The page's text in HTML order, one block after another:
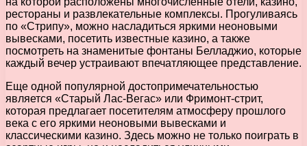
рестораны и развлекательные комплексы. Прогуливаясь
по «Стрипу», можно насладиться яркими неоновыми
вывесками, посетить известные казино, а также
посмотреть на знаменитые фонтаны Белладжио, которые
каждый вечер устраивают впечатляющее представление.
Еще одной популярной достопримечательностью
является «Старый Лас-Вегас» или Фримонт-стрит,
которая предлагает посетителям атмосферу прошлого
века с его яркими неоновыми вывесками и
классическими казино. Здесь можно не только поиграть в